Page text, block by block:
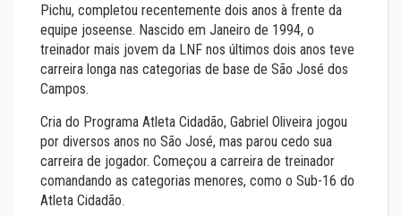
Pichu, completou recentemente dois anos à frente da
equipe joseense. Nascido em Janeiro de 1994, o
treinador mais jovem da LNF nos últimos dois anos teve
carreira longa nas categorias de base de São José dos
Campos.
Cria do Programa Atleta Cidadão, Gabriel Oliveira jogou
por diversos anos no São José, mas parou cedo sua
carreira de jogador. Começou a carreira de treinador
comandando as categorias menores, como o Sub-16 do
Atleta Cidadão.